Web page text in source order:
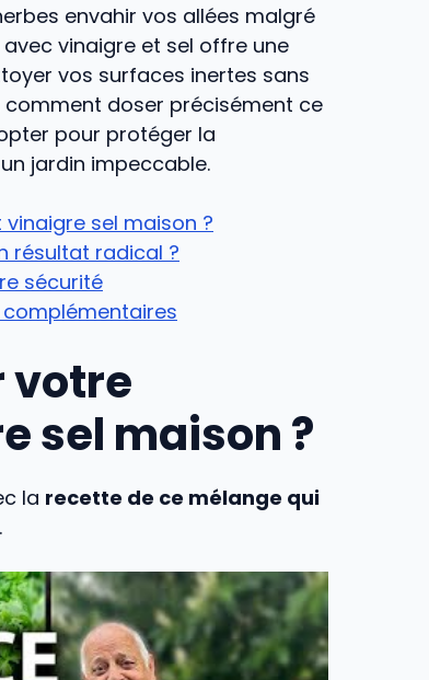
envahir vos allées malgré
vinaigre et sel offre une
vos surfaces inertes sans
comment doser précisément ce
pour protéger la
jardin impeccable.
sel maison ?
résultat radical ?
sécurité
votre
sel maison ?
la recette de ce mélange qui